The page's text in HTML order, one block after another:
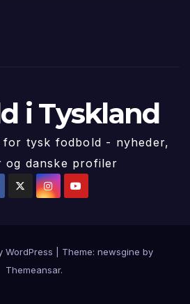
i Tyskland
for tysk fodbold - nyheder,
og danske profiler
WordPress
Theme: newsgine by
Themeansar.